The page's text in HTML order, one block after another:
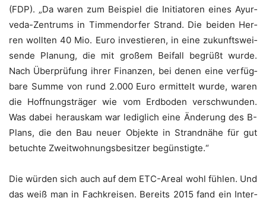
(FDP). „Da waren zum Bei­spiel die Initia­to­ren eines Ayur­
ve­da-Zen­trums in Tim­men­dor­fer Strand. Die bei­den Her­
ren woll­ten 40 Mio. Euro inves­tie­ren, in eine zukunfts­wei­
sen­de Pla­nung, die mit gro­ßem Bei­fall begrüßt wur­de.
Nach Über­prü­fung ihrer Finan­zen, bei denen eine ver­füg­
ba­re Sum­me von rund 2.000 Euro ermit­telt wur­de, waren
die Hoff­nungs­trä­ger wie vom Erd­bo­den ver­schwun­den.
Was dabei her­aus­kam war ledig­lich eine Ände­rung des B-
Plans, die den Bau neu­er Objek­te in Strand­nä­he für gut
betuch­te Zweit­woh­nungs­be­sit­zer begünstigte.“
Die wür­den sich auch auf dem ETC-Are­al wohl füh­len. Und
das weiß man in Fach­krei­sen. Bereits 2015 fand ein Inter­